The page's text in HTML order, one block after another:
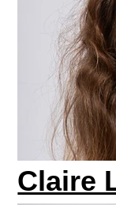
Claire